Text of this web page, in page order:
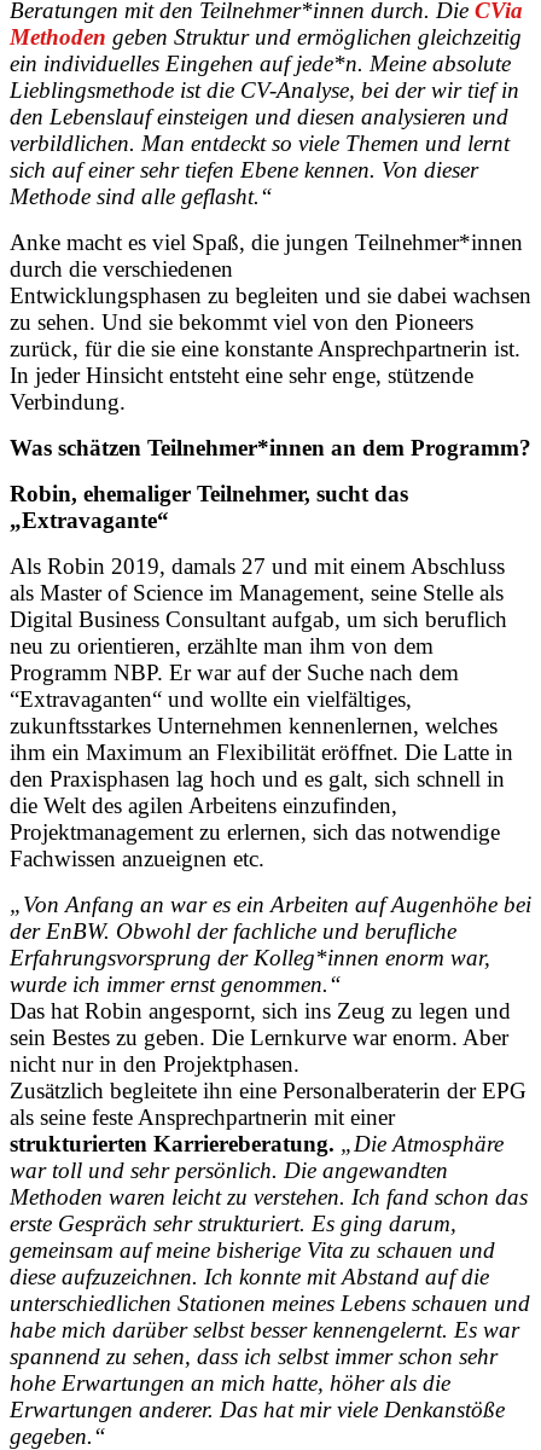
Beratungen mit den Teilnehmer*innen durch. Die CVia
Methoden geben Struktur und ermöglichen gleichzeitig
ein individuelles Eingehen auf jede*n. Meine absolute
Lieblingsmethode ist die CV-Analyse, bei der wir tief in
den Lebenslauf einsteigen und diesen analysieren und
verbildlichen. Man entdeckt so viele Themen und lernt
sich auf einer sehr tiefen Ebene kennen. Von dieser
Methode sind alle geflasht.“
Anke macht es viel Spaß, die jungen Teilnehmer*innen
durch die verschiedenen
Entwicklungsphasen zu begleiten und sie dabei wachsen
zu sehen. Und sie bekommt viel von den Pioneers
zurück, für die sie eine konstante Ansprechpartnerin ist.
In jeder Hinsicht entsteht eine sehr enge, stützende
Verbindung.
Was schätzen Teilnehmer*innen an dem Programm?
Robin, ehemaliger Teilnehmer, sucht das
„Extravagante“
Als Robin 2019, damals 27 und mit einem Abschluss
als Master of Science im Management, seine Stelle als
Digital Business Consultant aufgab, um sich beruflich
neu zu orientieren, erzählte man ihm von dem
Programm NBP. Er war auf der Suche nach dem
“Extravaganten“ und wollte ein vielfältiges,
zukunftsstarkes Unternehmen kennenlernen, welches
ihm ein Maximum an Flexibilität eröffnet. Die Latte in
den Praxisphasen lag hoch und es galt, sich schnell in
die Welt des agilen Arbeitens einzufinden,
Projektmanagement zu erlernen, sich das notwendige
Fachwissen anzueignen etc.
„Von Anfang an war es ein Arbeiten auf Augenhöhe bei
der EnBW. Obwohl der fachliche und berufliche
Erfahrungsvorsprung der Kolleg*innen enorm war,
wurde ich immer ernst genommen.“
Das hat Robin angespornt, sich ins Zeug zu legen und
sein Bestes zu geben. Die Lernkurve war enorm. Aber
nicht nur in den Projektphasen.
Zusätzlich begleitete ihn eine Personalberaterin der EPG
als seine feste Ansprechpartnerin mit einer
strukturierten Karriereberatung. „Die Atmosphäre
war toll und sehr persönlich. Die angewandten
Methoden waren leicht zu verstehen. Ich fand schon das
erste Gespräch sehr strukturiert. Es ging darum,
gemeinsam auf meine bisherige Vita zu schauen und
diese aufzuzeichnen. Ich konnte mit Abstand auf die
unterschiedlichen Stationen meines Lebens schauen und
habe mich darüber selbst besser kennengelernt. Es war
spannend zu sehen, dass ich selbst immer schon sehr
hohe Erwartungen an mich hatte, höher als die
Erwartungen anderer. Das hat mir viele Denkanstöße
gegeben.“